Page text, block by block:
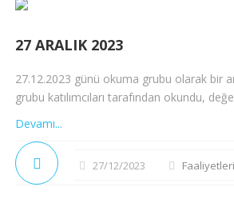
27 ARALIK 2023
27.12.2023 günü okuma grubu olarak bir
grubu katılımcıları tarafından okundu,
Devamı...
27/12/2023